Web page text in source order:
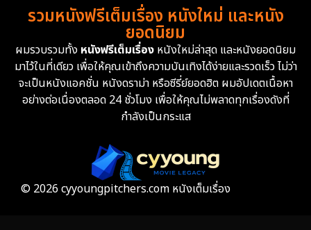
Family ครอบครัว 360
Fantasy จินตนาการ 327
Fiction 9
รวมหนังฟรีเต็มเรื่อง หนังใหม่ และหนัง
ยอดนิยม
ผมรวบรวมทั้ง หนังฟรีเต็มเรื่อง หนังใหม่ล่าสุด และหนังยอดนิยม
มาไว้ในที่เดียว เพื่อให้คุณเข้าถึงความบันเทิงได้ง่ายและรวดเร็ว ไม่ว่า
จะเป็นหนังแอคชั่น หนังดราม่า หรือซีรี่ย์ยอดฮิต ผมอัปเดตเนื้อหา
อย่างต่อเนื่องตลอด 24 ชั่วโมง เพื่อให้คุณไม่พลาดทุกเรื่องดังที่
กำลังเป็นกระแส
© 2026 cyyoungpitchers.com หนังเต็มเรื่อง